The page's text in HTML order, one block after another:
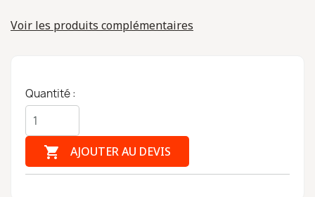
Voir les produits complémentaires
Quantité :
 AJOUTER AU DEVIS